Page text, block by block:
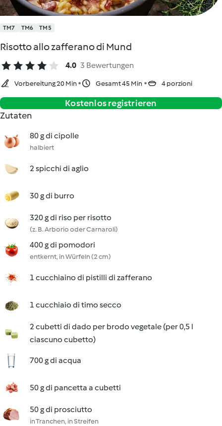
TM7 TM6 TM5
Risotto allo zafferano di Mund
4.0 3 Bewertungen
Vorbereitung 20 Min Gesamt 45 Min 4 porzioni
Kostenlos registrieren
Zutaten
80 g di cipolle
halbiert
2 spicchi di aglio
30 g di burro
320 g di riso per risotto
(z. B. Arborio oder Carnaroli)
400 g di pomodori
entkernt, in Würfeln (2 cm)
1 cucchiaino di pistilli di zafferano
1 cucchiaio di timo secco
2 cubetti di dado per brodo vegetale (per 0,5 l
ciascuno cubetto)
700 g di acqua
50 g di pancetta a cubetti
50 g di prosciutto
in Tranchen, in Streifen